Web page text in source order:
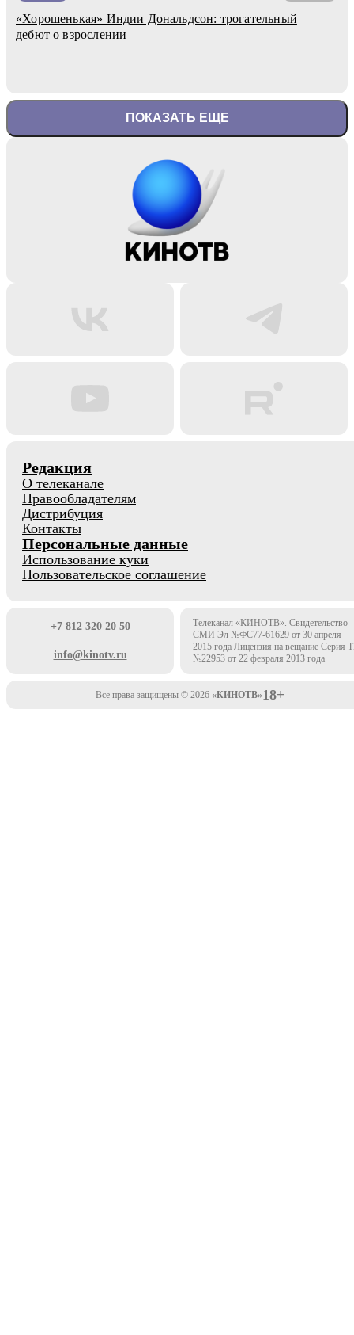
«Хорошенькая» Индии Дональдсон: трогательный
дебют о взрослении
ПОКАЗАТЬ ЕЩЕ
Редакция
О телеканале
Правообладателям
Дистрибуция
Контакты
Персональные данные
Использование куки
Пользовательское соглашение
+7 812 320 20 50
info@kinotv.ru
Телеканал «КИНОТВ». Свидетельство
СМИ Эл №ФС77-61629 от 30 апреля
2015 года Лицензия на вещание Серия
№22953 от 22 февраля 2013 года
Все права защищены © 2026 «КИНОТВ»18+